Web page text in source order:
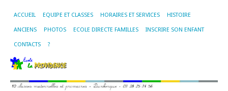
ACCUEIL EQUIPE ET CLASSES HORAIRES ET SERVICES HISTOIRE
ANCIENS PHOTOS ECOLE DIRECTE FAMILLES INSCRIRE SON ENFANT
CONTACTS ?